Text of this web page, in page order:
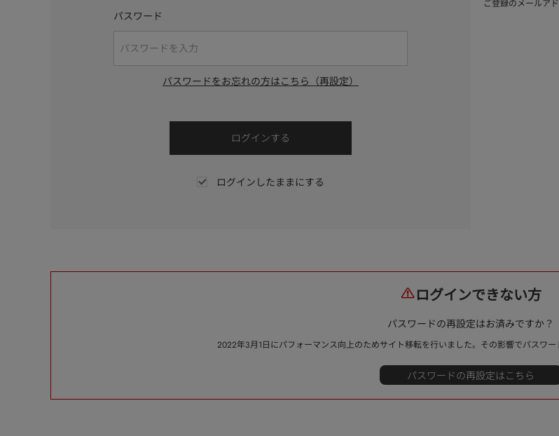
パスワード
パスワードをお忘れの方はこちら（再設定）
ログインしたままにする
ご登録のメールア
ログインできない方
パスワードの再設定はお済みですか？
2022年3月1日にパフォーマンス向上のためサイト移転を行いました。その影響でパスワー